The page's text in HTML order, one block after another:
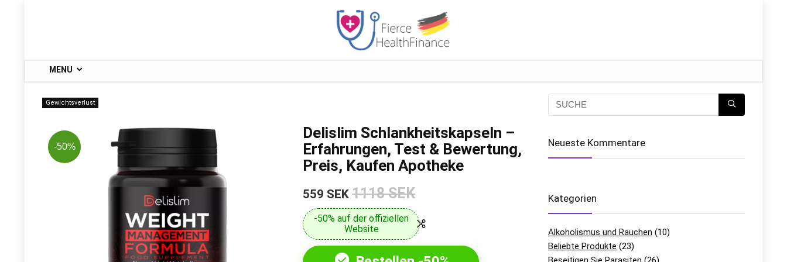
MENU
Gewichtsverlust
-50%
Delislim Schlankheitskapseln –
Erfahrungen, Test & Bewertung,
Preis, Kaufen Apotheke
559 SEK1118 SEK
-50% auf der offiziellen
Website
Neueste Kommentare
Kategorien
Alkoholismus und Rauchen (10)
Beliebte Produkte (23)